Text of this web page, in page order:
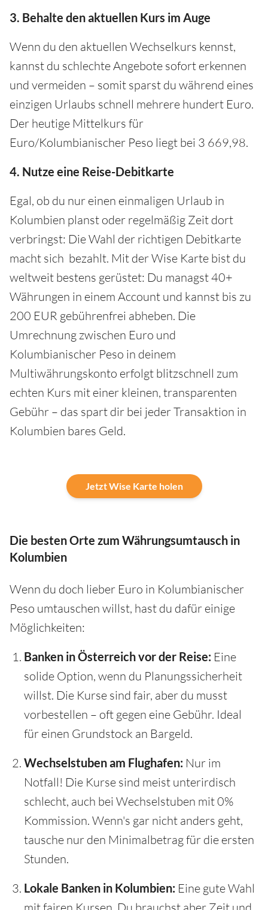
3. Behalte den aktuellen Kurs im Auge
Wenn du den aktuellen Wechselkurs kennst,
kannst du schlechte Angebote sofort erkennen
und vermeiden – somit sparst du während eines
einzigen Urlaubs schnell mehrere hundert Euro.
Der heutige Mittelkurs für
Euro/Kolumbianischer Peso liegt bei 3 669,98.
4. Nutze eine Reise-Debitkarte
Egal, ob du nur einen einmaligen Urlaub in
Kolumbien planst oder regelmäßig Zeit dort
verbringst: Die Wahl der richtigen Debitkarte
macht sich bezahlt. Mit der Wise Karte bist du
weltweit bestens gerüstet: Du managst 40+
Währungen in einem Account und kannst bis zu
200 EUR gebührenfrei abheben. Die
Umrechnung zwischen Euro und
Kolumbianischer Peso in deinem
Multiwährungskonto erfolgt blitzschnell zum
echten Kurs mit einer kleinen, transparenten
Gebühr – das spart dir bei jeder Transaktion in
Kolumbien bares Geld.
Jetzt Wise Karte holen
Die besten Orte zum Währungsumtausch in
Kolumbien
Wenn du doch lieber Euro in Kolumbianischer
Peso umtauschen willst, hast du dafür einige
Möglichkeiten:
Banken in Österreich vor der Reise: Eine
solide Option, wenn du Planungssicherheit
willst. Die Kurse sind fair, aber du musst
vorbestellen – oft gegen eine Gebühr. Ideal
für einen Grundstock an Bargeld.
Wechselstuben am Flughafen: Nur im
Notfall! Die Kurse sind meist unterirdisch
schlecht, auch bei Wechselstuben mit 0%
Kommission. Wenn's gar nicht anders geht,
tausche nur den Minimalbetrag für die ersten
Stunden.
Lokale Banken in Kolumbien: Eine gute Wahl